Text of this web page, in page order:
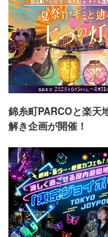
錦糸町PARCOと楽天
解き企画が開催！